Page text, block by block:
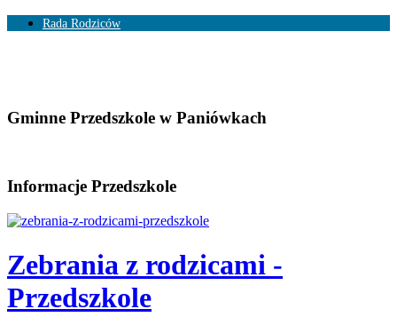
Rada Rodziców
Gminne Przedszkole w Paniówkach
Informacje Przedszkole
Zebrania z rodzicami -
Przedszkole